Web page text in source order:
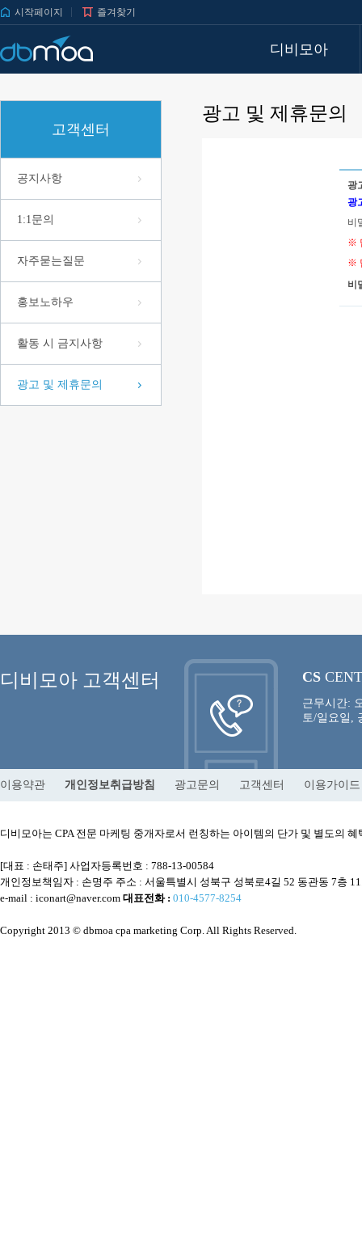
시작페이지 즐겨찾기
디비모아
고객센터
공지사항
1:1문의
자주묻는질문
홍보노하우
활동 시 금지사항
광고 및 제휴문의
광고 및 제휴문의
광
광
비
※
※
비
디비모아 고객센터 CS
근무시간:
토/일요일,
이용약관 개인정보취급방침 광고문의 고객센터 이용가이드
디비모아는 CPA 전문 마케팅 중개자로서 런칭하는 아이템의 단가 및 별도의
[대표 : 손태주] 사업자등록번호 : 788-13-00584
개인정보책임자 : 손명주 주소 : 서울특별시 성북구 성북로4길 52 동관동 7층
e-mail : iconart@naver.com 대표전화 : 010-4577-8254
Copyright 2013 © dbmoa cpa marketing Corp. All Rights Reserved.